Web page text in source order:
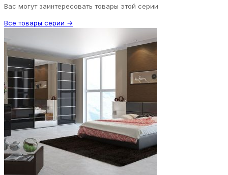
Вас могут заинтересовать товары этой серии
Все товары серии →